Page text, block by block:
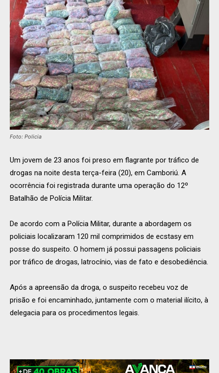
Foto: Policia
Um jovem de 23 anos foi preso em flagrante por tráfico de
drogas na noite desta terça-feira (20), em Camboriú. A
ocorrência foi registrada durante uma operação do 12º
Batalhão de Polícia Militar.
De acordo com a Polícia Militar, durante a abordagem os
policiais localizaram 120 mil comprimidos de ecstasy em
posse do suspeito. O homem já possui passagens policiais
por tráfico de drogas, latrocínio, vias de fato e desobediência.
Após a apreensão da droga, o suspeito recebeu voz de
prisão e foi encaminhado, juntamente com o material ilícito, à
delegacia para os procedimentos legais.